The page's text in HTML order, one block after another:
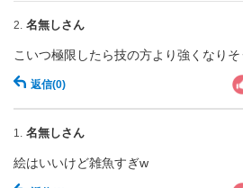
龍拳悟空
9.5 /10
【一致するリンク
戦闘民族サイヤ
限界を超えた姿
2. 名無しさん
こいつ極限したら技の方より強くなりそ
返信(0)
1. 名無しさん
絵はいいけど雑魚すぎw